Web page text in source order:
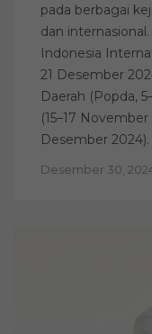
pada berbagai
dan
Indonesia
21 Desember
Daerah (Popda,
(15–17
Desember
Desember 30,